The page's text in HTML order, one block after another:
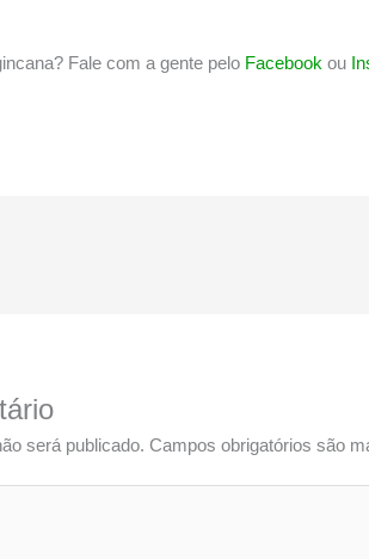
Fale com a gente pelo Facebook ou
será publicado. Campos obrigatórios são